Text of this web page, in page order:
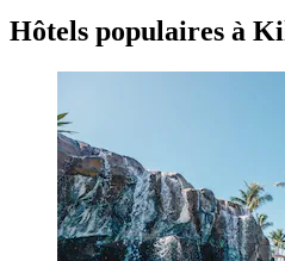
Hôtels populaires à